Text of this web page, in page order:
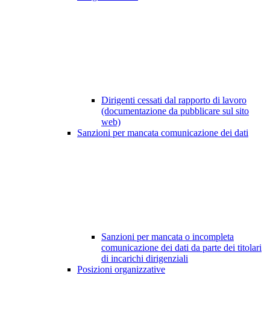
Dirigenti cessati dal rapporto di lavoro
(documentazione da pubblicare sul sito
web)
Sanzioni per mancata comunicazione dei dati
Sanzioni per mancata o incompleta
comunicazione dei dati da parte dei titolari
di incarichi dirigenziali
Posizioni organizzative